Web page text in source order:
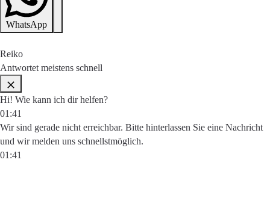
WhatsApp
Reiko
Antwortet meistens schnell
Hi! Wie kann ich dir helfen?
01:41
Wir sind gerade nicht erreichbar. Bitte hinterlassen Sie eine Nachricht
und wir melden uns schnellstmöglich.
01:41